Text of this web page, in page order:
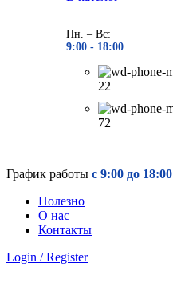
Пн. – Вс:
9:00 - 18:00
22
72
График работы с 9:00 до 18:00
Полезно
О нас
Контакты
Login / Register